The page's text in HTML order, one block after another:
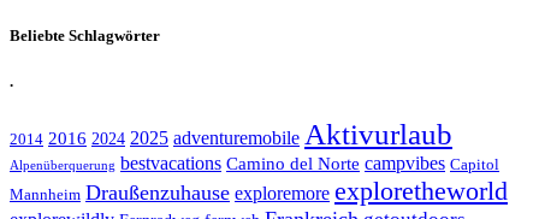
Beliebte Schlagwörter
.
2014 2016 2024 2025 adventuremobile Aktivurlaub
Alpenüberquerung bestvacations Camino del Norte campvibes Capitol
Mannheim Draußenzuhause exploremore exploretheworld